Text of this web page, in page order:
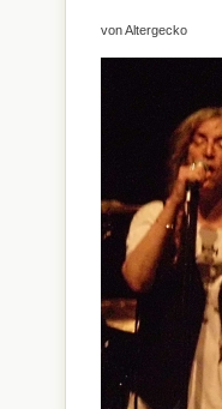
von Altergecko